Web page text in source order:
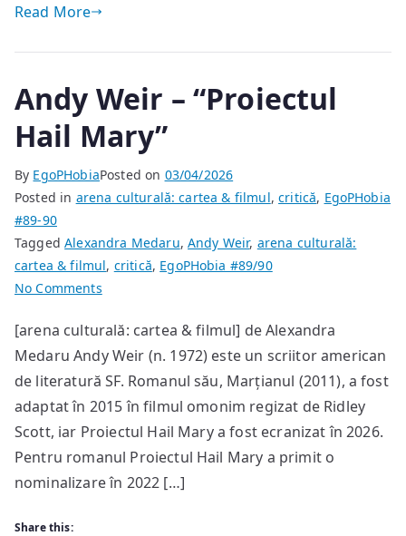
Read More
Andy Weir – “Proiectul
Hail Mary”
By EgoPHobiaPosted on 03/04/2026
Posted in arena culturală: cartea & filmul,critică, EgoPHobia
#89-90
TaggedAlexandra Medaru,Andy Weir, arena culturală:
cartea & filmul, critică, EgoPHobia #89/90
No Commentson
Weir
–
“Proiectul
Hail
Mary”
[arena culturală: cartea & filmul] de Alexandra
Medaru Andy Weir (n. 1972) este un scriitor american
de literatură SF. Romanul său, Marțianul (2011), a fost
adaptat în 2015 în filmul omonim regizat de Ridley
Scott, iar Proiectul Hail Mary a fost ecranizat în 2026.
Pentru romanul Proiectul Hail Mary a primit o
nominalizare în 2022 […]
Share this: